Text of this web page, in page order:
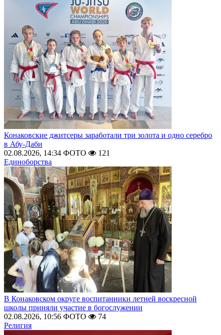
Конаковские джитсеры заработали три золота и одно серебро
в Абу-Даби
02.08.2026, 14:34 ФОТО
121
Единоборства
В Конаковском округе воспитанники летней воскресной
школы приняли участие в богослужении
02.08.2026, 10:56 ФОТО
74
Религия